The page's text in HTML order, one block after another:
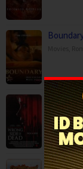
Capps
Horror,
Durlabh